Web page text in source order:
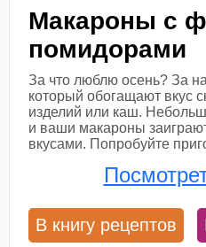
Макароны с
помидорами
За что люблю осень? За
который обогащают вкус
изделий или каш.
и ваши макароны
вкусами. Попробуйте
В книгу рецептов